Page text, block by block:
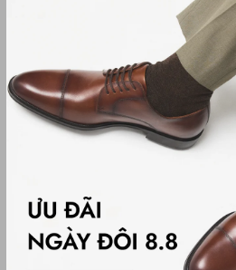
1,299,000₫ 2,650,000₫
Màu sắc WHITE COMBO
Kích thước 35
36 37